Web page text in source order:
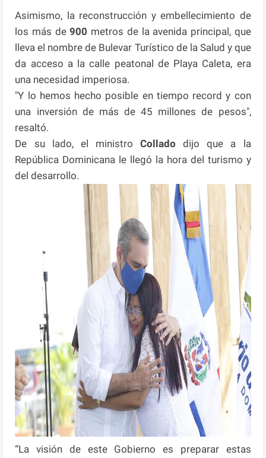
Asimismo, la reconstrucción y embellecimiento de
los más de900 metros de la avenida principal, que
lleva el nombre de Bulevar Turístico de la Salud y que
da acceso a la calle peatonal de Playa Caleta, era
una necesidad imperiosa.
"Y lo hemos hecho posible en tiempo record y con
una inversión de más de 45 millones de pesos",
resaltó.
De su lado, el ministroColladodijo que a la
República Dominicana le llegó la hora del turismo y
del desarrollo.
“La visión de este Gobierno es preparar estas